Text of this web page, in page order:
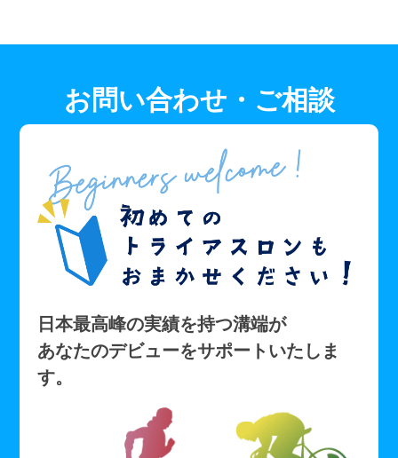
お問い合わせ・ご相談
日本最高峰の実績を持つ溝端が
あなたのデビューをサポートいたしま
す。